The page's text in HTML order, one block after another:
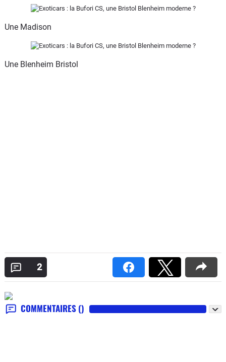
Une Madison
Une Blenheim Bristol
2
COMMENTAIRES ()